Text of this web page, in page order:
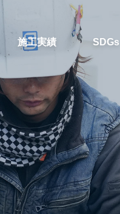
施工実績 SDGs